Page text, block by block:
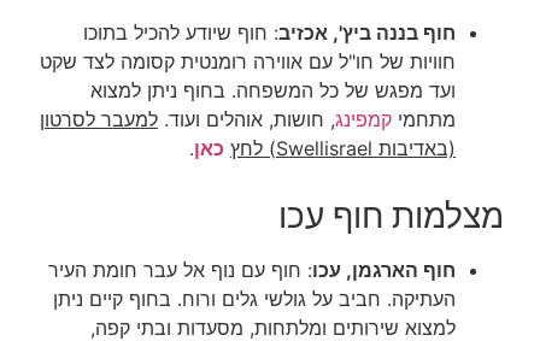
חוף בננה ביץ', אכזיב: חוף שיודע להכיל בתוכו
חוויות של חו"ל עם אווירה רומנטית קסומה לצד שקט
ועד מפגש של כל המשפחה. בחוף ניתן למצוא
מתחמי קמפינג, חושות, אוהלים ועוד. למעבר לסרטון
(באדיבות Swellisrael) לחץ
כאן.
מצלמות חוף עכו
חוף הארגמן, עכו: חוף עם נוף אל עבר חומת העיר
העתיקה. חביב על גולשי גלים ורוח. בחוף קיים ניתן
למצוא שירותים ומלתחות, מסעדות ובתי קפה,